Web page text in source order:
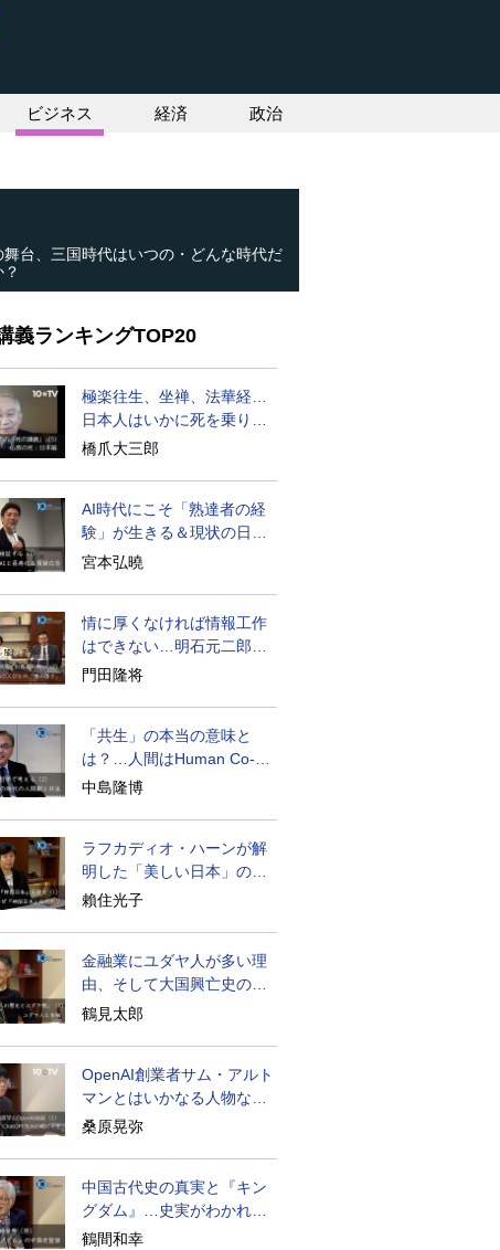
ビジネス 経済 政治
舞台、三国時代はいつの・どんな時代だ
義ランキングTOP20
極楽往生、坐禅、法華経…
日本人はいかに死を乗り越
えるか
橋爪大三郎
AI時代にこそ「熟達者の経
験」が生きる＆現状の日本
経済の実情は
宮本弘曉
情に厚くなければ情報工作
はできない…明石元二郎の
対露工作の教訓
門田隆将
「共生」の本当の意味と
は？…人間はHuman Co-
becoming
中島隆博
ラフカディオ・ハーンが解
明した「美しい日本」の秘
密と未来
賴住光子
金融業にユダヤ人が多い理
由、そして大国興亡史の裏
面のユダヤ人
鶴見太郎
OpenAI創業者サム・アルト
マンとはいかなる人物なの
か
桑原晃弥
中国古代史の真実と『キン
グダム』…史実がわかれば
物語はもっと面白い
鶴間和幸